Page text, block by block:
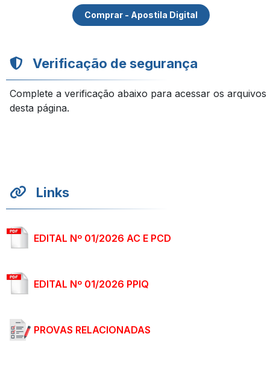
Comprar - Apostila Digital
Verificação de segurança
Complete a verificação abaixo para acessar os arquivos
desta página.
Links
EDITAL Nº 01/2026 AC E PCD
EDITAL Nº 01/2026 PPIQ
PROVAS RELACIONADAS